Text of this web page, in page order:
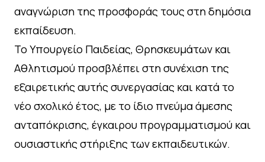
αναγνώριση της προσφοράς τους στη δημόσια
εκπαίδευση.
Το Υπουργείο Παιδείας, Θρησκευμάτων και
Αθλητισμού προσβλέπει στη συνέχιση της
εξαιρετικής αυτής συνεργασίας και κατά το
νέο σχολικό έτος, με το ίδιο πνεύμα άμεσης
ανταπόκρισης, έγκαιρου προγραμματισμού και
ουσιαστικής στήριξης των εκπαιδευτικών.